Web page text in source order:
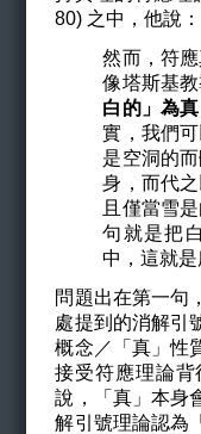
80) 之中，他說：
然而，符
像塔斯基
白的」為
實，我們
是空洞的
身，而代
且僅當雪
句就是把
中，這就是
問題出在第一句
處提到的消解引
概念／「真」性
接受符應理論背
說，「真」本身
解引號理論認為